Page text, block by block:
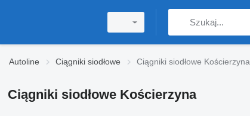
Autoline Ciągniki siodłowe Ciągniki siodłowe Kościerzyna
Ciągniki siodłowe Kościerzyna